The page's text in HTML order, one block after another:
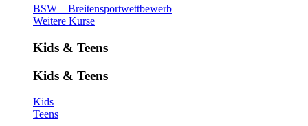
BSW – Breitensportwettbewerb
Weitere Kurse
Kids & Teens
Kids & Teens
Kids
Teens